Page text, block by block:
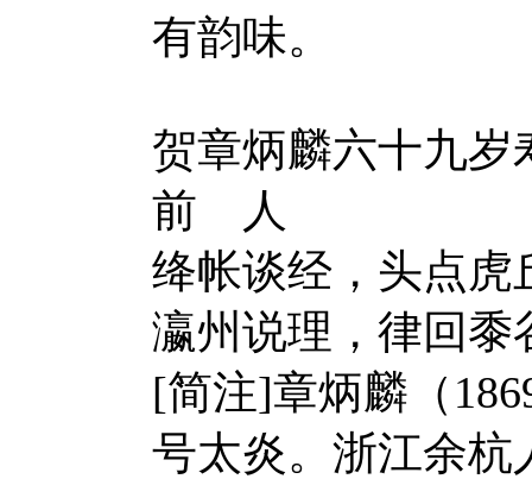
有韵味
贺章炳麟六十
前 人
绛帐谈经，头点虎
瀛州说理，律回黍
[简注]章炳麟（
号太炎。浙江余杭